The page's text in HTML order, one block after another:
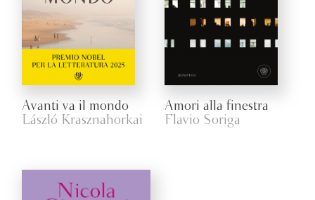
Avanti va il mondo
László Krasznahorkai
Amori alla finestra
Flavio Soriga